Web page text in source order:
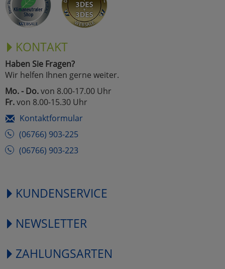
KONTAKT
Haben Sie Fragen?
Wir helfen Ihnen gerne weiter.
Mo. - Do.von 8.00-17.00 Uhr
Fr.von 8.00-15.30 Uhr
Kontaktformular
(06766) 903-225
(06766) 903-223
KUNDENSERVICE
NEWSLETTER
ZAHLUNGSARTEN